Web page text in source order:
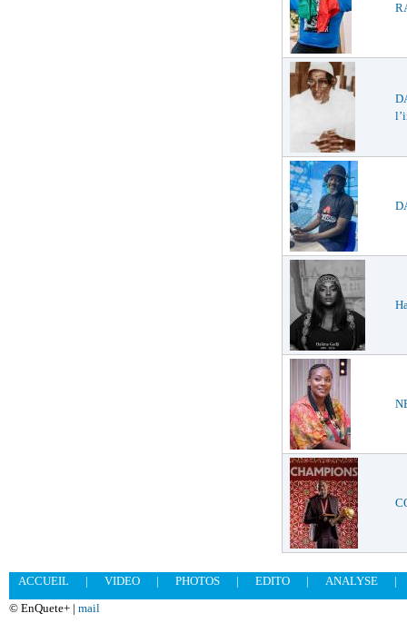
ACCUEIL | VIDEO | PHOTOS | EDITO | ANALYSE
|
© EnQuete+ | mail